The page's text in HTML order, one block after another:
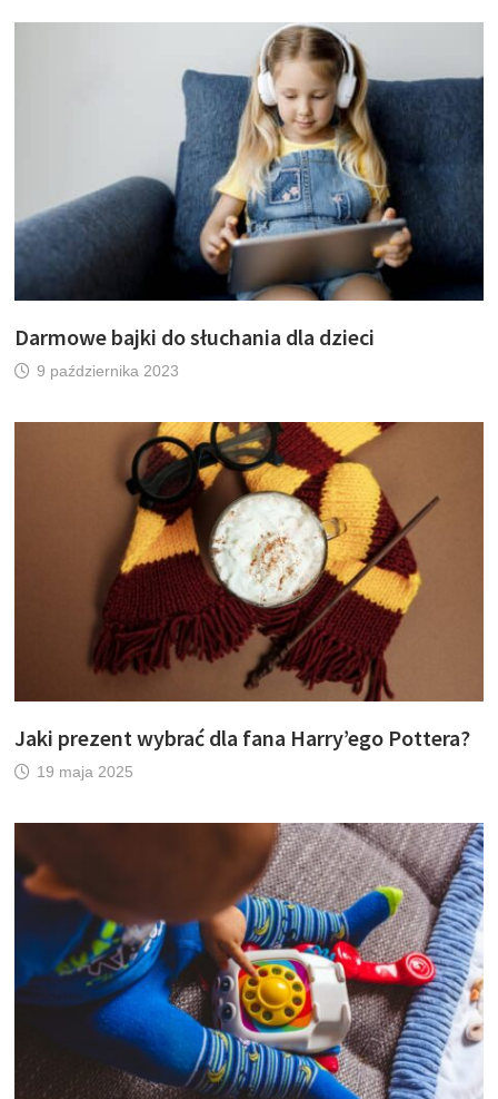
Darmowe bajki do słuchania dla dzieci
9 października 2023
Jaki prezent wybrać dla fana Harry’ego Pottera?
19 maja 2025